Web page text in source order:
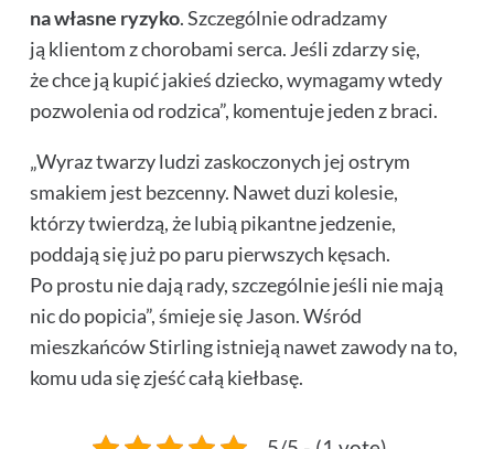
na własne ryzyko. Szczególnie odradzamy
ją klientom z chorobami serca. Jeśli zdarzy się,
że chce ją kupić jakieś dziecko, wymagamy wtedy
pozwolenia od rodzica”, komentuje jeden z braci.
„Wyraz twarzy ludzi zaskoczonych jej ostrym
smakiem jest bezcenny. Nawet duzi kolesie,
którzy twierdzą, że lubią pikantne jedzenie,
poddają się już po paru pierwszych kęsach.
Po prostu nie dają rady, szczególnie jeśli nie mają
nic do popicia”, śmieje się Jason. Wśród
mieszkańców Stirling istnieją nawet zawody na to,
komu uda się zjeść całą kiełbasę.